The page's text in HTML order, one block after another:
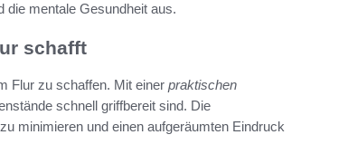
die mentale Gesundheit aus.
schafft
Flur zu schaffen. Mit einer praktischen
schnell griffbereit sind. Die
minimieren und einen aufgeräumten Eindruck